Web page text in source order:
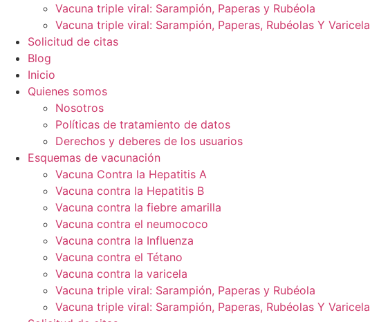
Vacuna triple viral: Sarampión, Paperas y Rubéola
Vacuna triple viral: Sarampión, Paperas, Rubéolas Y Varicela
Solicitud de citas
Blog
Inicio
Quienes somos
Nosotros
Políticas de tratamiento de datos
Derechos y deberes de los usuarios
Esquemas de vacunación
Vacuna Contra la Hepatitis A
Vacuna contra la Hepatitis B
Vacuna contra la fiebre amarilla
Vacuna contra el neumococo
Vacuna contra la Influenza
Vacuna contra el Tétano
Vacuna contra la varicela
Vacuna triple viral: Sarampión, Paperas y Rubéola
Vacuna triple viral: Sarampión, Paperas, Rubéolas Y Varicela